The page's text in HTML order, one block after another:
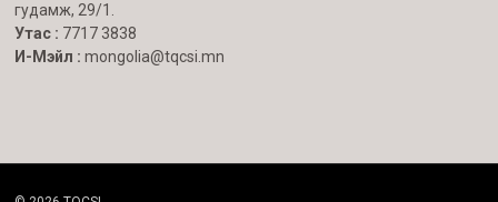
гудамж, 29/1.
Утас : 7717 3838
И-Мэйл : mongolia@tqcsi.mn